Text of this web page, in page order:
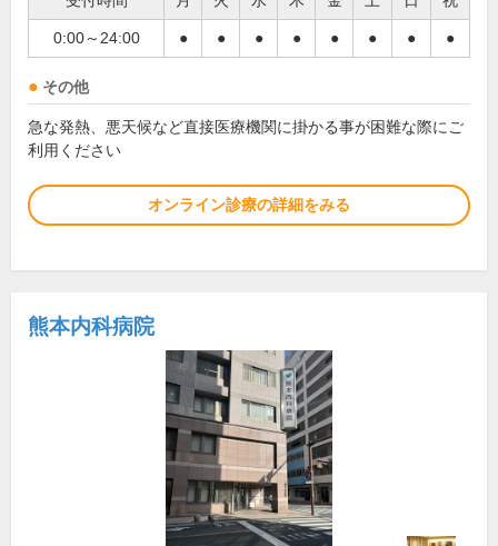
0:00～24:00 ● ● ● ● ● ● ● ●
その他
急な発熱、悪天候など直接医療機関に掛かる事が困難な際にご
利用ください
オンライン診療の詳細をみる
熊本内科病院